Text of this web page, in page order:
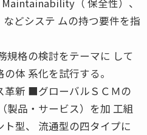
どシステ ムの持つ要件を指
規格の検討をテーマに して
体 系化を試行する。
革新 ■グローバルＳＣＭの
品・サービス）を加 工組
型、 流通型の四タイプに